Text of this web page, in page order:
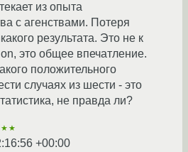
из опыта
с агенствами. Потеря
результата. Это не к
это общее впечатление.
положительного
случаях из шести - это
не правда ли?
+00:00